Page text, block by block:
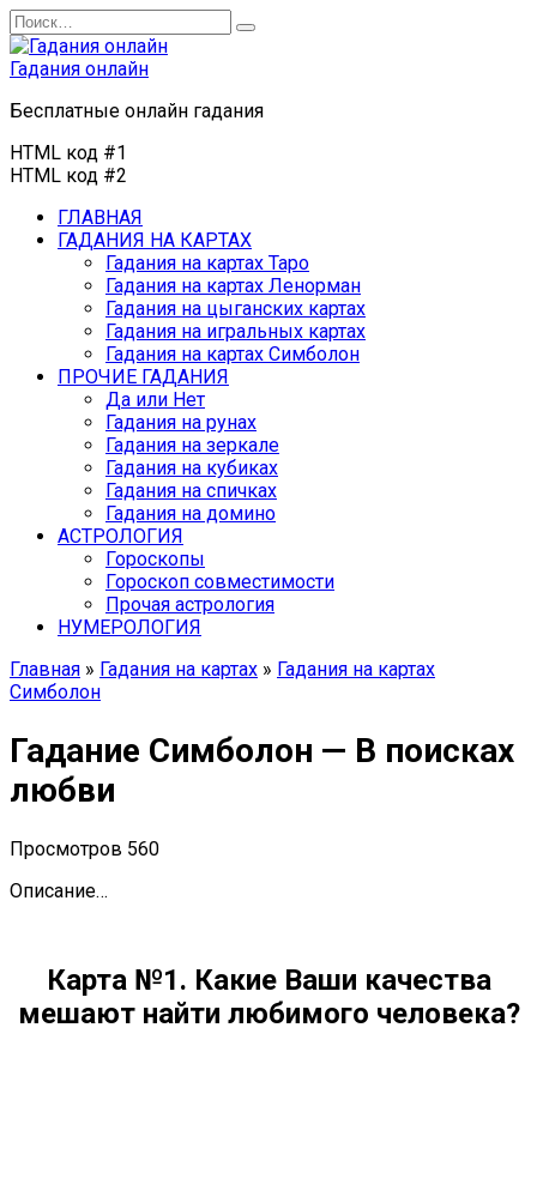
Перейти
к
содержанию
Search
for:
Гадания онлайн
Бесплатные онлайн гадания
HTML код #1
HTML код #2
ГЛАВНАЯ
ГАДАНИЯ НА КАРТАХ
Гадания на картах Таро
Гадания на картах Ленорман
Гадания на цыганских картах
Гадания на игральных картах
Гадания на картах Симболон
ПРОЧИЕ ГАДАНИЯ
Да или Нет
Гадания на рунах
Гадания на зеркале
Гадания на кубиках
Гадания на спичках
Гадания на домино
АСТРОЛОГИЯ
Гороскопы
Гороскоп cовместимости
Прочая астрология
НУМЕРОЛОГИЯ
Главная » Гадания на картах » Гадания на картах
Симболон
Гадание Симболон — В поисках
любви
Просмотров 560
Описание…
Карта №1. Какие Ваши качества
мешают найти любимого человека?